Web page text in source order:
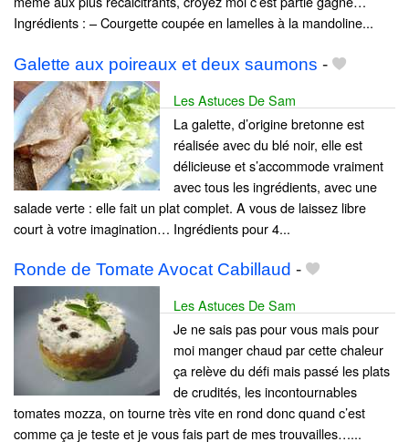
Ingrédients : – Courgette coupée en lamelles à la mandoline...
Galette aux poireaux et deux saumons -
Les Astuces De Sam
La galette, d’origine bretonne est
réalisée avec du blé noir, elle est
délicieuse et s’accommode vraiment
avec tous les ingrédients, avec une
salade verte : elle fait un plat complet. A vous de laissez libre
court à votre imagination… Ingrédients pour 4...
Ronde de Tomate Avocat Cabillaud -
Les Astuces De Sam
Je ne sais pas pour vous mais pour
moi manger chaud par cette chaleur
ça relève du défi mais passé les plats
de crudités, les incontournables
tomates mozza, on tourne très vite en rond donc quand c’est
comme ça je teste et je vous fais part de mes trouvailles…...